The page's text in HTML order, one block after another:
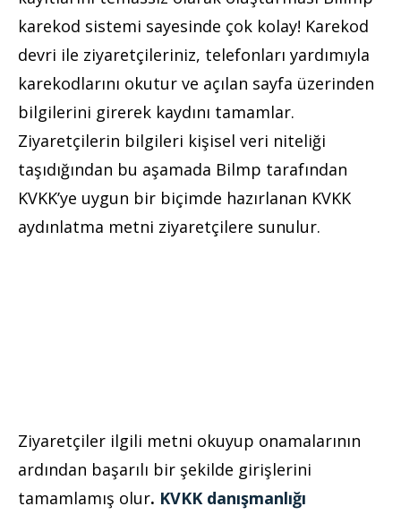
karekod sistemi sayesinde çok kolay! Karekod
devri ile ziyaretçileriniz, telefonları yardımıyla
karekodlarını okutur ve açılan sayfa üzerinden
bilgilerini girerek kaydını tamamlar.
Ziyaretçilerin bilgileri kişisel veri niteliği
taşıdığından bu aşamada Bilmp tarafından
KVKK’ye uygun bir biçimde hazırlanan KVKK
aydınlatma metni ziyaretçilere sunulur.
Ziyaretçiler ilgili metni okuyup onamalarının
ardından başarılı bir şekilde girişlerini
tamamlamış olur. KVKK danışmanlığı